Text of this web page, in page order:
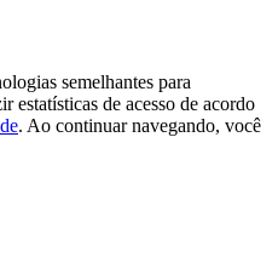
semelhantes para
estatísticas de acesso de acordo
. Ao continuar navegando, você